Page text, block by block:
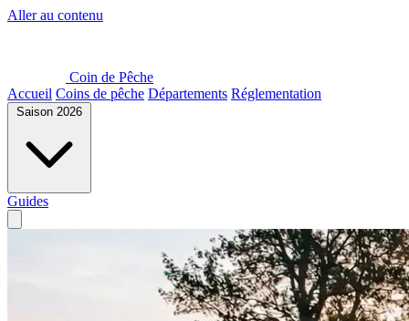
Aller au contenu
Coin de Pêche
Accueil Coins de pêche Départements Réglementation
Saison 2026
Guides